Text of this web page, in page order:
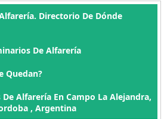
Directorio De Dónde
De Alfarería
Quedan?
De Alfarería En Campo La Alejandra,
, Argentina